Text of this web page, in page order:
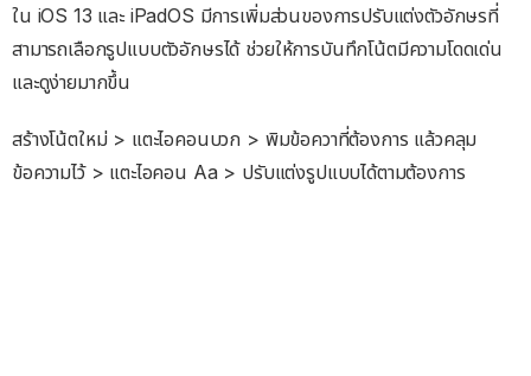
ใน iOS 13 และ iPadOS มีการเพิ่มส่วนของการปรับแต่งตัวอักษรที่
สามารถเลือกรูปแบบตัวอักษรได้ ช่วยให้การบันทึกโน้ตมีความโดดเด่น
และดูง่ายมากขึ้น
สร้างโน้ตใหม่ > แตะไอคอนบวก > พิมข้อควาที่ต้องการ แล้วคลุม
ข้อความไว้ > แตะไอคอน Aa > ปรับแต่งรูปแบบได้ตามต้องการ